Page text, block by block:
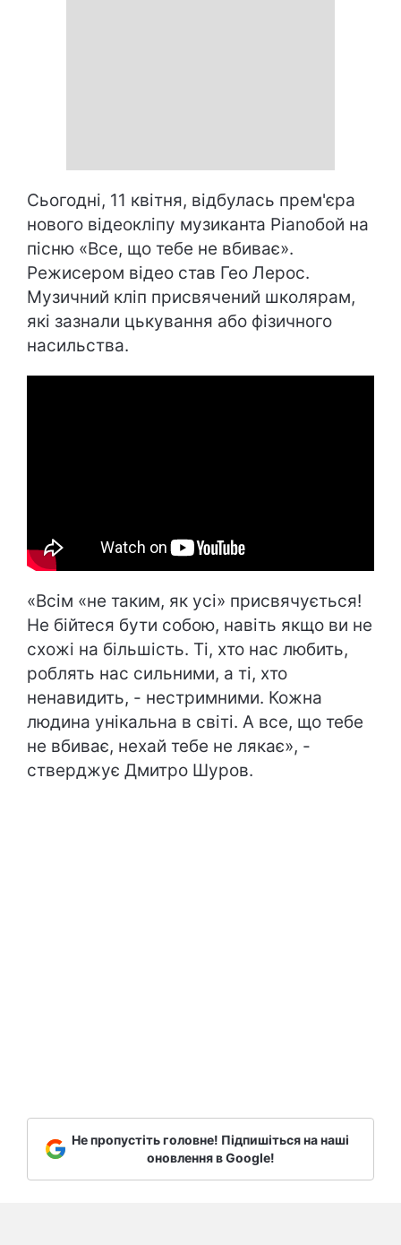
Сьогодні, 11 квітня, відбулась прем'єра
нового відеокліпу музиканта Pianoбой на
пісню «Все, що тебе не вбиває».
Режисером відео став Гео Лерос.
Музичний кліп присвячений школярам,
які зазнали цькування або фізичного
насильства.
«Всім «не таким, як усі» присвячується!
Не бійтеся бути собою, навіть якщо ви не
схожі на більшість. Ті, хто нас любить,
роблять нас сильними, а ті, хто
ненавидить, - нестримними. Кожна
людина унікальна в світі. А все, що тебе
не вбиває, нехай тебе не лякає», -
стверджує Дмитро Шуров.
Не пропустіть головне! Підпишіться на наші
оновлення в Google!